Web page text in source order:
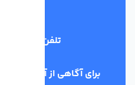
تلفن پشتیبانی
برای آگاهی از آخرین